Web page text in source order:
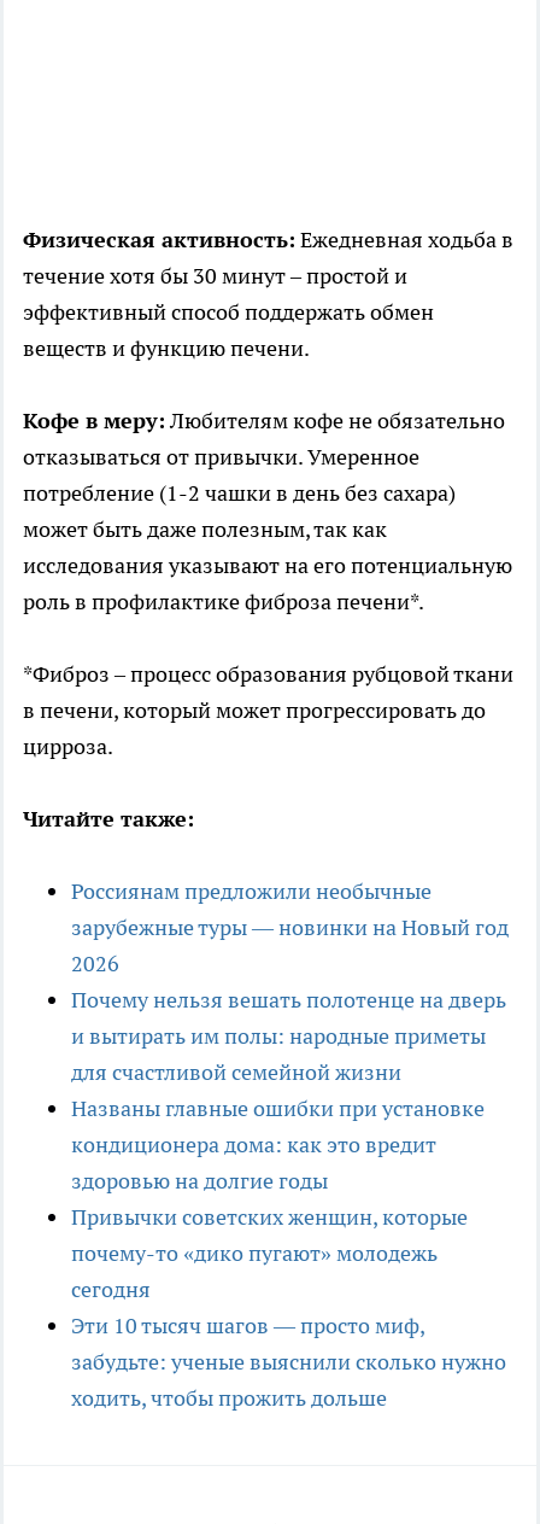
Физическая активность: Ежедневная ходьба в
течение хотя бы 30 минут – простой и
эффективный способ поддержать обмен
веществ и функцию печени.
Кофе в меру:Любителям кофе не обязательно
отказываться от привычки. Умеренное
потребление (1-2 чашки в день без сахара)
может быть даже полезным, так как
исследования указывают на его потенциальную
роль в профилактике фиброза печени*.
*Фиброз – процесс образования рубцовой ткани
в печени, который может прогрессировать до
цирроза.
Читайте также:
Россиянам предложили необычные
зарубежные туры — новинки на Новый год
2026
Почему нельзя вешать полотенце на дверь
и вытирать им полы: народные приметы
для счастливой семейной жизни
Названы главные ошибки при установке
кондиционера дома: как это вредит
здоровью на долгие годы
Привычки советских женщин, которые
почему-то «дико пугают» молодежь
сегодня
Эти 10 тысяч шагов — просто миф,
забудьте: ученые выяснили сколько нужно
ходить, чтобы прожить дольше